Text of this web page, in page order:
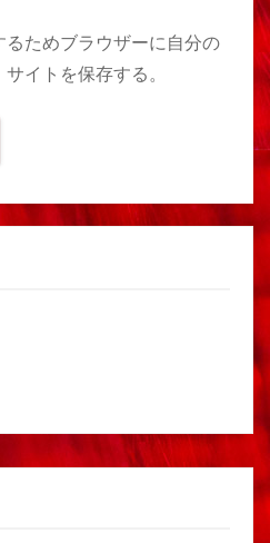
ためブラウザーに自分の
イトを保存する。